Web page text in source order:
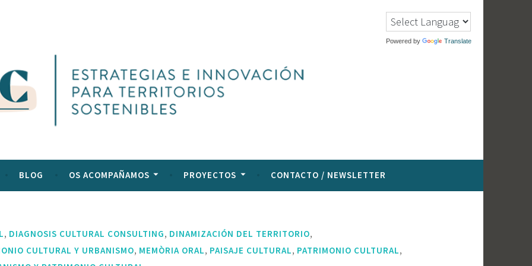
Powered by Translate
BLOG OS ACOMPAÑAMOS PROYECTOS CONTACTO / NEWSLETTER
, DIAGNOSIS CULTURAL CONSULTING, DINAMIZACIÓN DEL TERRITORIO,
CULTURAL Y URBANISMO, MEMÒRIA ORAL, PAISAJE CULTURAL, PATRIMONIO CULTURAL,